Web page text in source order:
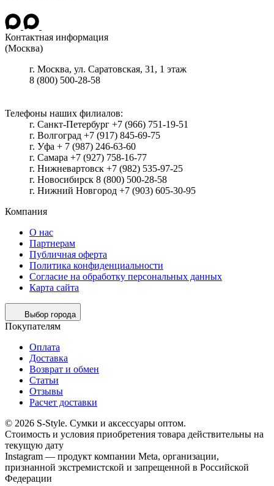
Контактная информация
(Москва)
г. Москва, ул. Саратовская, 31, 1 этаж
8 (800) 500-28-58
Телефоны наших филиалов:
г. Санкт-Петербург +7 (966) 751-19-51
г. Волгоград +7 (917) 845-69-75
г. Уфа + 7 (987) 246-63-60
г. Самара +7 (927) 758-16-77
г. Нижневартовск +7 (982) 535-97-25
г. Новосибирск 8 (800) 500-28-58
г. Нижний Новгород +7 (903) 605-30-95
Компания
О нас
Партнерам
Публичная оферта
Политика конфиденциальности
Согласие на обработку персональных данных
Карта сайта
Выбор города
Покупателям
Оплата
Доставка
Возврат и обмен
Статьи
Отзывы
Расчет доставки
© 2026 S-Style. Сумки и аксессуары оптом.
Cтоимость и условия приобретения товара действительны на
текущую дату
Instagram — продукт компании Meta, организации,
признанной экстремистской и запрещенной в Российской
Федерации